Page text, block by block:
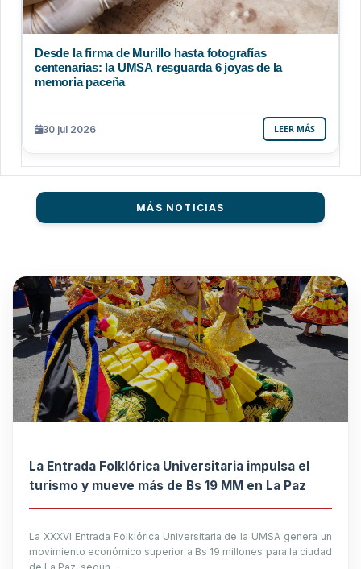
Desde la firma de Murillo hasta fotografías
centenarias: la UMSA resguarda 6 joyas de la
memoria paceña
30 jul 2026 LEER MÁS
MÁS NOTICIAS
La Entrada Folklórica Universitaria impulsa el
turismo y mueve más de Bs 19 MM en La Paz
La XXXVI Entrada Folklórica Universitaria de la UMSA genera un
movimiento económico superior a Bs 19 millones para la ciudad